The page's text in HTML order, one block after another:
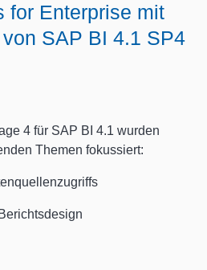
for Enterprise mit
SAP BI 4.1 SP4
4 für SAP BI 4.1 wurden
Themen fokussiert: